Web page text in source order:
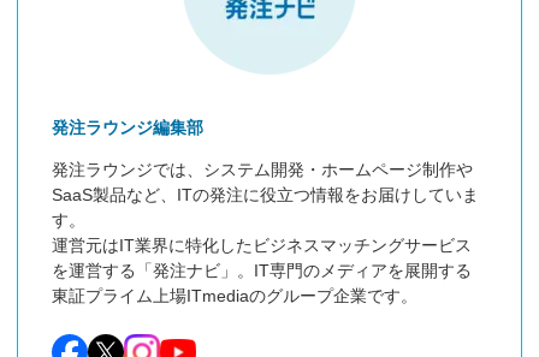
発注ラウンジ編集部
発注ラウンジでは、システム開発・ホームページ制作や
SaaS製品など、ITの発注に役立つ情報をお届けしていま
す。
運営元はIT業界に特化したビジネスマッチングサービス
を運営する「発注ナビ」。IT専門のメディアを展開する
東証プライム上場ITmediaのグループ企業です。